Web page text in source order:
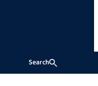
Search